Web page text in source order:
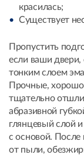
красилась;
Существует
Пропустить
если ваши
тонким слоем
Прочные, хорошо
тщательно
абразивной
глянцевый слой
с основой.
от пыли,